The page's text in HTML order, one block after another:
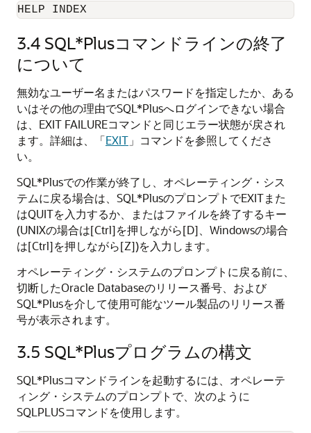
HELP INDEX
3.4 SQL*Plusコマンドラインの終了
について
無効なユーザー名またはパスワードを指定したか、ある
いはその他の理由でSQL*Plusへログインできない場合
は、EXIT FAILUREコマンドと同じエラー状態が戻され
ます。詳細は、「EXIT 」コマンドを参照してくださ
い。
SQL*Plusでの作業が終了し、オペレーティング・シス
テムに戻る場合は、SQL*PlusのプロンプトでEXITまた
はQUITを入力するか、またはファイルを終了するキー
(UNIXの場合は[Ctrl]を押しながら[D]、Windowsの場合
は[Ctrl]を押しながら[Z])を入力します。
オペレーティング・システムのプロンプトに戻る前に、
切断したOracle Databaseのリリース番号、および
SQL*Plusを介して使用可能なツール製品のリリース番
号が表示されます。
3.5 SQL*Plusプログラムの構文
SQL*Plusコマンドラインを起動するには、オペレーテ
ィング・システムのプロンプトで、次のように
SQLPLUSコマンドを使用します。